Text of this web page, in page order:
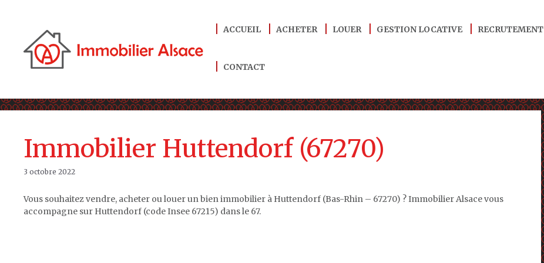
ACCUEIL ACHETER LOUER GESTION LOCATIVE RECRUTEMENT
CONTACT
Immobilier Huttendorf (67270)
3 octobre 2022
Vous souhaitez vendre, acheter ou louer un bien immobilier à Huttendorf (Bas-Rhin – 67270) ? Immobilier Alsace vous
accompagne sur Huttendorf (code Insee 67215) dans le 67.